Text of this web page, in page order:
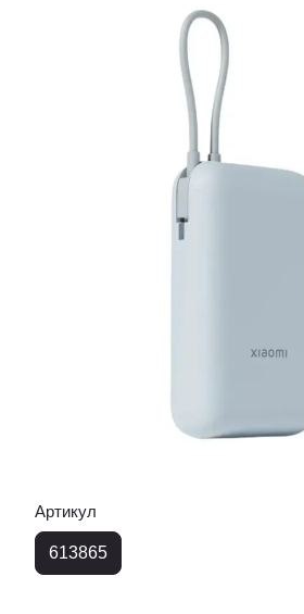
Артикул
613865